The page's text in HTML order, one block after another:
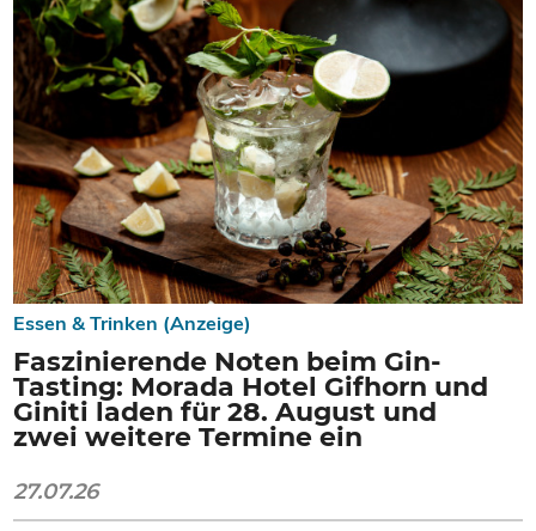
Essen & Trinken (Anzeige)
Faszinierende Noten beim Gin-
Tasting: Morada Hotel Gifhorn und
Giniti laden für 28. August und
zwei weitere Termine ein
27.07.26